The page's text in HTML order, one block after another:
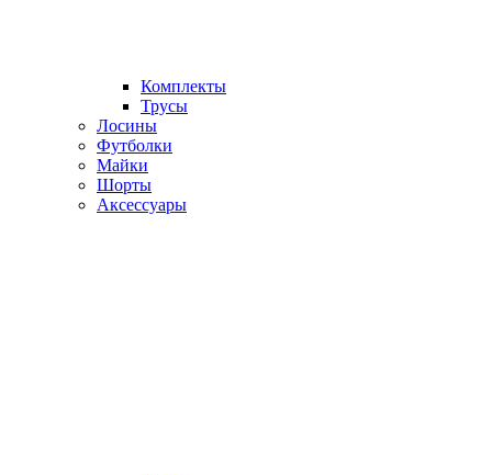
Комплекты
Трусы
Лосины
Футболки
Майки
Шорты
Аксессуары